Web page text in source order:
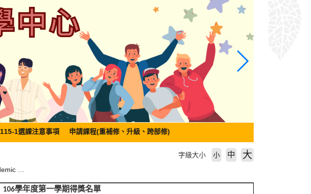
115-1選課注意事項 申請課程(重補修、升級、跨部修)
字級大小 小 中 大
106學年度第一學期得獎名單